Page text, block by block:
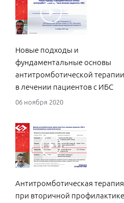
Новые подходы и
фундаментальные основы
антитромботической терапии
в лечении пациентов с ИБС
06 ноября 2020
Антитромботическая терапия
при вторичной профилактике